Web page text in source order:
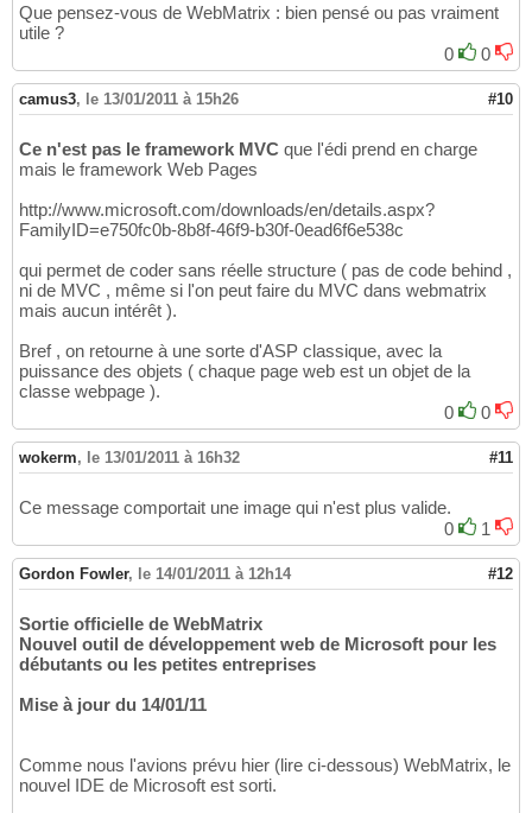
Que pensez-vous de WebMatrix : bien pensé ou pas vraiment
utile ?
0
0
camus3, le 13/01/2011 à 15h26 #10
Ce n'est pas le framework MVC que l'édi prend en charge
mais le framework Web Pages
http://www.microsoft.com/downloads/en/details.aspx?
FamilyID=e750fc0b-8b8f-46f9-b30f-0ead6f6e538c
qui permet de coder sans réelle structure ( pas de code behind ,
ni de MVC , même si l'on peut faire du MVC dans webmatrix
mais aucun intérêt ).
Bref , on retourne à une sorte d'ASP classique, avec la
puissance des objets ( chaque page web est un objet de la
classe webpage ).
0
0
wokerm, le 13/01/2011 à 16h32 #11
Ce message comportait une image qui n'est plus valide.
0
1
Gordon Fowler, le 14/01/2011 à 12h14 #12
Sortie officielle de WebMatrix
Nouvel outil de développement web de Microsoft pour les
débutants ou les petites entreprises
Mise à jour du 14/01/11
Comme nous l'avions prévu hier (lire ci-dessous) WebMatrix, le
nouvel IDE de Microsoft est sorti.